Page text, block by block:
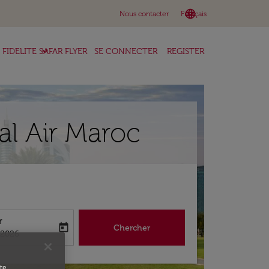
Nous contacter language
Français
keyboard_arrow_down
FIDELITE SAFAR FLYER
keyboard_arrow_down SE CONNECTER REGISTER
Air Maroc
return-date-aria-label
today Chercher